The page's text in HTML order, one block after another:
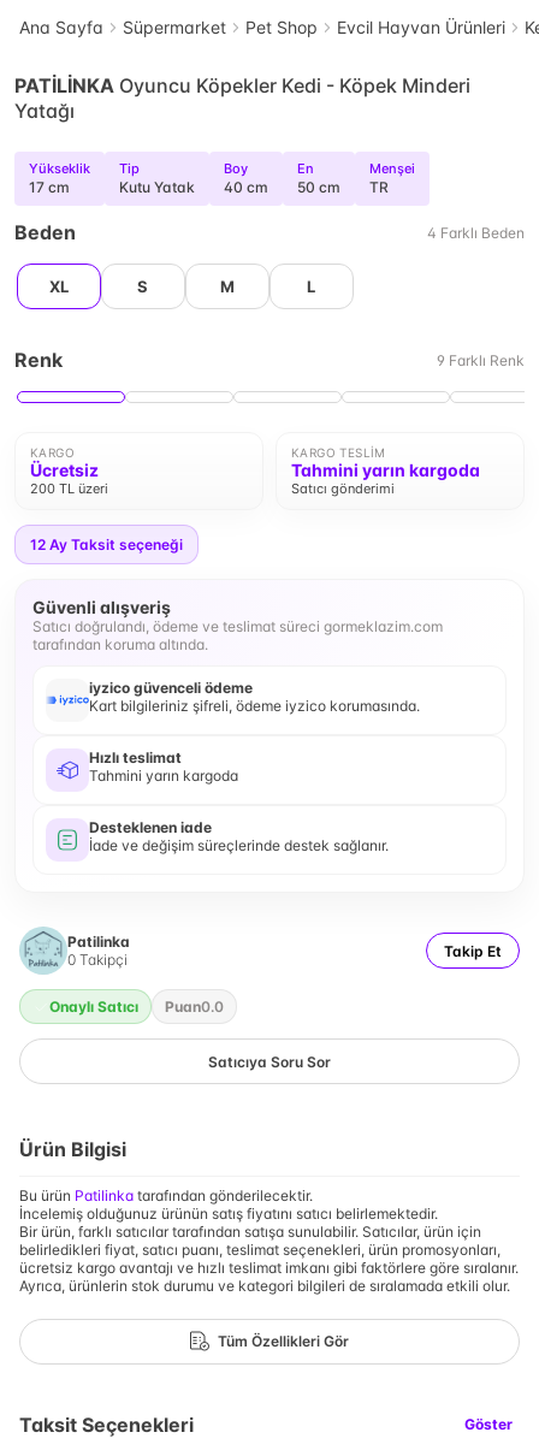
Ana Sayfa Süpermarket Pet Shop Evcil Hayvan Ürünleri
PATİLİNKA Oyuncu Köpekler Kedi - Köpek Minderi
Yatağı
Yükseklik
17 cm
Tip
Kutu Yatak
Boy
40 cm
En
50 cm
Menşei
TR
Beden 4 Farklı Beden
XL S M L
Renk 9 Farklı Renk
KARGO
Ücretsiz
200 TL üzeri
KARGO TESLIM
Tahmini yarın kargoda
Satıcı gönderimi
12 Ay Taksit seçeneği
Güvenli alışveriş
Satıcı doğrulandı, ödeme ve teslimat süreci gormeklazim.com
tarafından koruma altında.
iyzico güvenceli ödeme
Kart bilgileriniz şifreli, ödeme iyzico korumasında.
Hızlı teslimat
Tahmini yarın kargoda
Desteklenen iade
İade ve değişim süreçlerinde destek sağlanır.
Patilinka
0 Takipçi Takip Et
Onaylı Satıcı Puan0.0
Satıcıya Soru Sor
Ürün Bilgisi
Bu ürün Patilinka tarafından gönderilecektir.
İncelemiş olduğunuz ürünün satış fiyatını satıcı belirlemektedir.
Bir ürün, farklı satıcılar tarafından satışa sunulabilir. Satıcılar, ürün için
belirledikleri fiyat, satıcı puanı, teslimat seçenekleri, ürün promosyonları,
ücretsiz kargo avantajı ve hızlı teslimat imkanı gibi faktörlere göre sıralanır.
Ayrıca, ürünlerin stok durumu ve kategori bilgileri de sıralamada etkili olur.
Tüm Özellikleri Gör
Taksit Seçenekleri Göster